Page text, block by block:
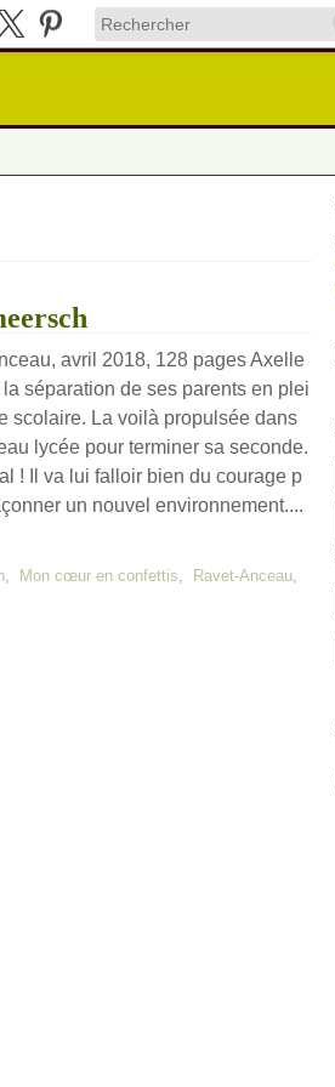
avril 2018, 128 pages Axelle
séparation de ses parents en plei
scolaire. La voilà propulsée dans
lycée pour terminer sa seconde.
! Il va lui falloir bien du courage p
un nouvel environnement....
, Mon cœur en confettis, Ravet-Anceau,